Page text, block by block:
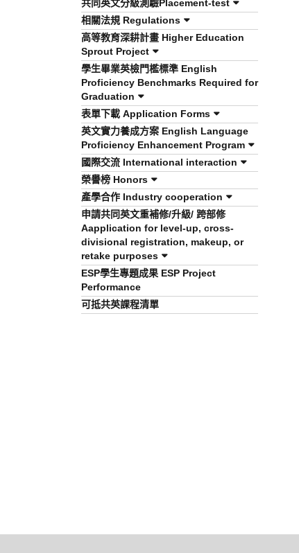
共同英文分級測驗Placement-test
相關法規 Regulations
高等教育深耕計畫 Higher Education
Sprout Project
學生畢業英檢門檻標準 English
Proficiency Benchmarks Required for
Graduation
表單下載 Application Forms
英文實力養成方案 English Language
Proficiency Enhancement Program
國際交流 International interaction
榮譽榜 Honors
產學合作 Industry cooperation
申請共同英文重補修/升級/ 跨部修
Aapplication for level-up, cross-
divisional registration, makeup, or
retake purposes
ESP學生專題成果 ESP Project
Performance
可抵共英課程清單